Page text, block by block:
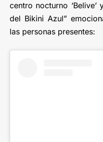
centro nocturno ‘Belive’
del Bikini Azul”
las personas presentes: